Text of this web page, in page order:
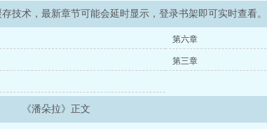
存技术，最新章节可能会延时显示，登录书架即可实时查看。
第六章
第三章
《潘朵拉》正文